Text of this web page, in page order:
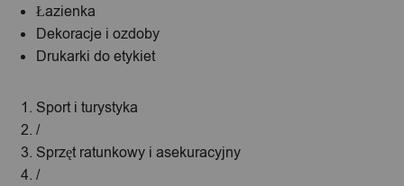
Łazienka
Dekoracje i ozdoby
Drukarki do etykiet
Sport i turystyka
/
Sprzęt ratunkowy i asekuracyjny
/